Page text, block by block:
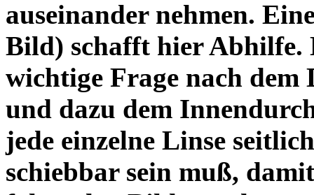
auseinander nehmen.
Bild) schafft hier Abhilfe.
wichtige Frage nach dem
und dazu dem
jede einzelne Linse
schiebbar sein muß,